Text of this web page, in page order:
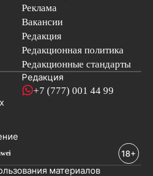
Реклама
Вакансии
Редакция
Редакционная политика
Редакционные стандарты
Редакция
+7 (777) 001 44 99
новостей
материалов